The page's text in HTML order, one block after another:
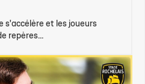
s'accélère et les joueurs
repères...